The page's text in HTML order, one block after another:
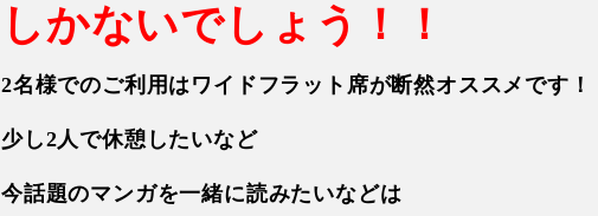
しかないでしょう！！
2名様でのご利用はワイドフラット席が断然オススメです！
少し2人で休憩したいなど
今話題のマンガを一緒に読みたいなどは